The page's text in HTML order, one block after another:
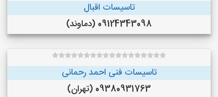
تاسیسات اقبال
09124343098 (دماوند)
تاسیسات فنی احمد رحمانی
09380931763 (تهران)